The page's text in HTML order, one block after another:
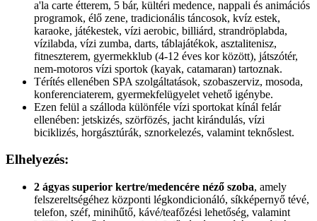
a'la carte étterem, 5 bár, kültéri medence, nappali és animációs
programok, élő zene, tradicionális táncosok, kvíz estek,
karaoke, játékestek, vízi aerobic, billiárd, strandröplabda,
vízilabda, vízi zumba, darts, táblajátékok, asztalitenisz,
fitneszterem, gyermekklub (4-12 éves kor között), játszótér,
nem-motoros vízi sportok (kayak, catamaran) tartoznak.
Térítés ellenében SPA szolgáltatások, szobaszerviz, mosoda,
konferenciaterem, gyermekfelügyelet vehető igénybe.
Ezen felül a szálloda különféle vízi sportokat kínál felár
ellenében: jetskizés, szörfözés, jacht kirándulás, vízi
biciklizés, horgásztúrák, sznorkelezés, valamint teknőslest.
Elhelyezés:
2 ágyas superior kertre/medencére néző szoba, amely
felszereltségéhez központi légkondicionáló, síkképernyő tévé,
telefon, széf, minihűtő, kávé/teafőzési lehetőség, valamint